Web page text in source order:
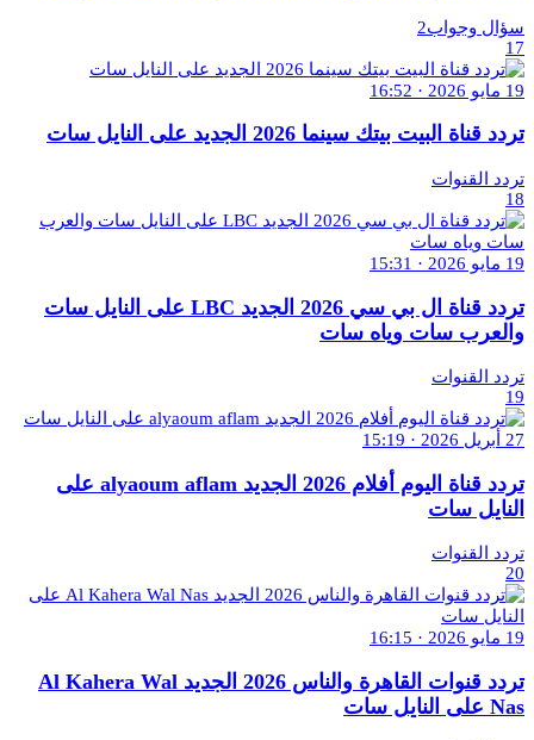
سؤال وجواب2
17
19 مايو 2026 · 16:52
تردد قناة البيت بيتك سينما 2026 الجديد على النايل سات
تردد القنوات
18
19 مايو 2026 · 15:31
تردد قناة ال بي سي 2026 الجديد LBC على النايل سات
والعرب سات وياه سات
تردد القنوات
19
27 أبريل 2026 · 15:19
تردد قناة اليوم أفلام 2026 الجديد alyaoum aflam على
النايل سات
تردد القنوات
20
19 مايو 2026 · 16:15
تردد قنوات القاهرة والناس 2026 الجديد Al Kahera Wal
Nas على النايل سات